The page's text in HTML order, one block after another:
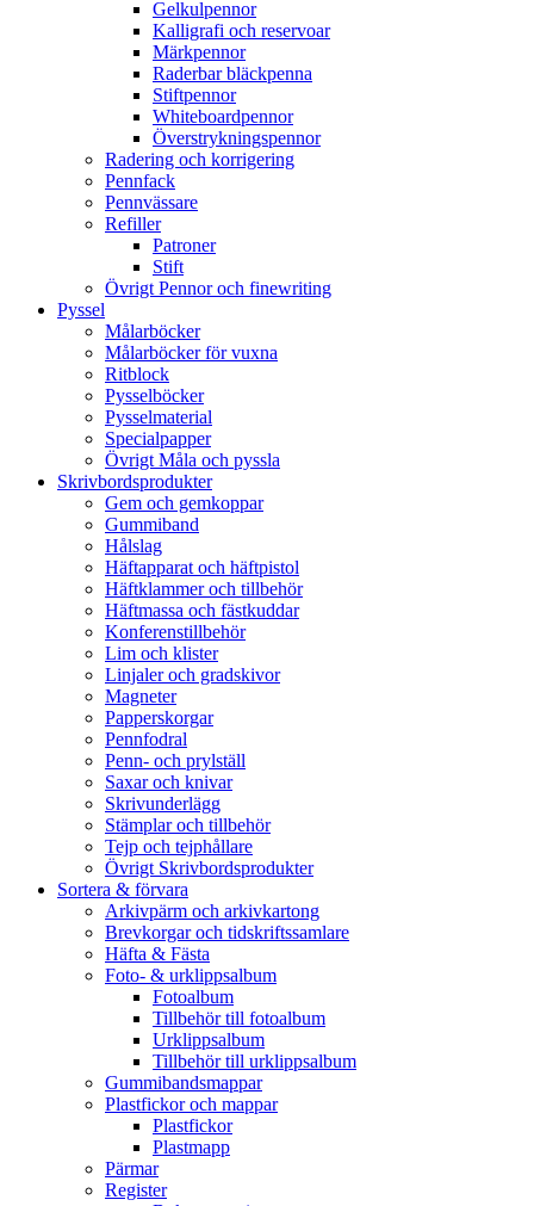
Gelkulpennor
Kalligrafi och reservoar
Märkpennor
Raderbar bläckpenna
Stiftpennor
Whiteboardpennor
Överstrykningspennor
Radering och korrigering
Pennfack
Pennvässare
Refiller
Patroner
Stift
Övrigt Pennor och finewriting
Pyssel
Målarböcker
Målarböcker för vuxna
Ritblock
Pysselböcker
Pysselmaterial
Specialpapper
Övrigt Måla och pyssla
Skrivbordsprodukter
Gem och gemkoppar
Gummiband
Hålslag
Häftapparat och häftpistol
Häftklammer och tillbehör
Häftmassa och fästkuddar
Konferenstillbehör
Lim och klister
Linjaler och gradskivor
Magneter
Papperskorgar
Pennfodral
Penn- och prylställ
Saxar och knivar
Skrivunderlägg
Stämplar och tillbehör
Tejp och tejphållare
Övrigt Skrivbordsprodukter
Sortera & förvara
Arkivpärm och arkivkartong
Brevkorgar och tidskriftssamlare
Häfta & Fästa
Foto- & urklippsalbum
Fotoalbum
Tillbehör till fotoalbum
Urklippsalbum
Tillbehör till urklippsalbum
Gummibandsmappar
Plastfickor och mappar
Plastfickor
Plastmapp
Pärmar
Register